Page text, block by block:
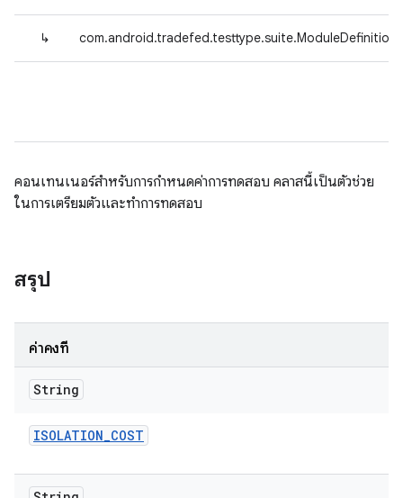
↳ com.android.tradefed.testtype.suite.ModuleDefinition
คอนเทนเนอร์สำหรับการกำหนดค่าการทดสอบ คลาสนี้เป็นตัวช่วย
ในการเตรียมตัวและทำการทดสอบ
สรุป
ค่าคงที่
String
ISOLATION_COST